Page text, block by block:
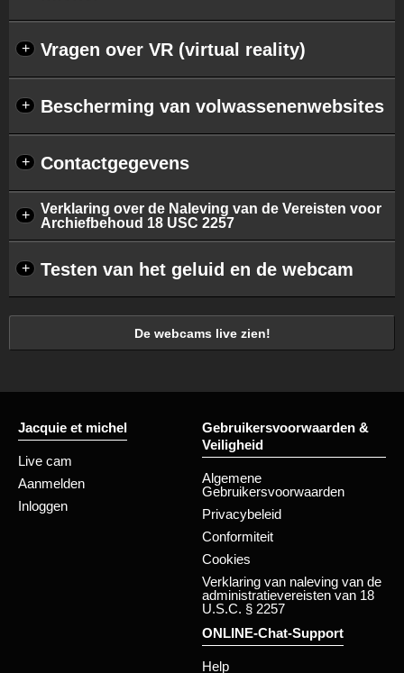
+ Vragen over VR (virtual reality)
+ Bescherming van volwassenenwebsites
+ Contactgegevens
+
Verklaring over de Naleving van de Vereisten voor
Archiefbehoud 18 USC 2257
+ Testen van het geluid en de webcam
De webcams live zien!
Jacquie et michel
Live cam
Aanmelden
Inloggen
Gebruikersvoorwaarden &
Veiligheid
Algemene
Gebruikersvoorwaarden
Privacybeleid
Conformiteit
Cookies
Verklaring van naleving van de
administratievereisten van 18
U.S.C. § 2257
ONLINE-Chat-Support
Help